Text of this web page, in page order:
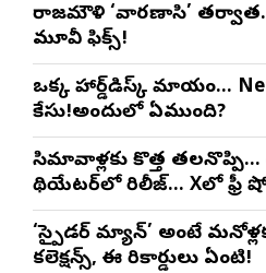
రాజమౌళి ‘వారణాసి’ తర్వాత…
మూవీ ఫిక్స్!
ఒక్క హార్డ్‌డిస్క్ మాయం…
కేసు!అందులో ఏముంది?
సినిమావాళ్లకు కొత్త తలనొప్పి…
థియేటర్‌లో రిలీజ్… Xలో ఫ్రీ
‘స్పైడర్ మ్యాన్’ అంటే
కలెక్షన్స్, ఈ రికార్డులు ఏంటి!